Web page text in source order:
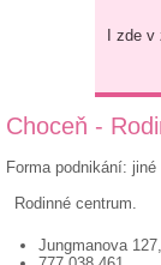
I zde
Choceň -
Forma podnikání: jiné
Rodinné centrum.
Jungmanova